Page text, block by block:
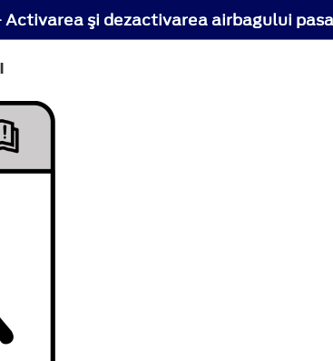
şi dezactivarea airbagului